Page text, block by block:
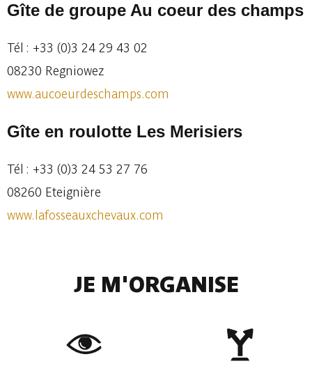
Gîte de groupe Au coeur des champs
Tél : +33 (0)3 24 29 43 02
08230 Regniowez
www.aucoeurdeschamps.com
Gîte en roulotte Les Merisiers
Tél : +33 (0)3 24 53 27 76
08260 Eteignière
www.lafosseauxchevaux.com
JE M'ORGANISE